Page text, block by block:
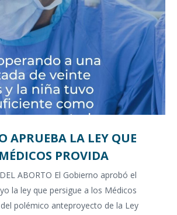
APRUEBA LA LEY QUE
PROVIDA
ABORTO El Gobierno aprobó el
la ley que persigue a los Médicos
polémico anteproyecto de la Ley